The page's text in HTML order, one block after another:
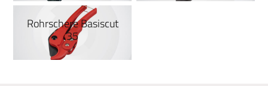
Rohrschere Basiscut
35